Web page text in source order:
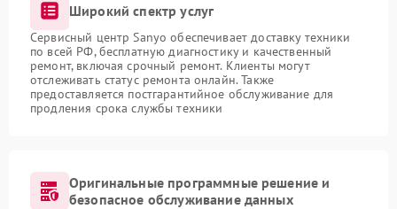
Широкий спектр услуг
Сервисный центр Sanyo обеспечивает доставку техники
по всей РФ, бесплатную диагностику и качественный
ремонт, включая срочный ремонт. Клиенты могут
отслеживать статус ремонта онлайн. Также
предоставляется постгарантийное обслуживание для
продления срока службы техники
Оригинальные программные решение и
безопасное обслуживание данных